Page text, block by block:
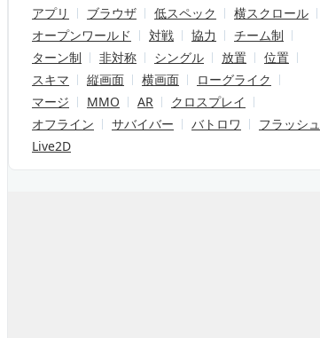
アプリ ブラウザ 低スペック
横スクロール
オープンワールド
対戦 協力
チーム制
ターン制
非対称 シングル 放置
位置
スキマ
縦画面 横画面
ローグライク
マージ
MMO AR
クロスプレイ
オフライン
サバイバー バトロワ
フラッシュ
Live2D